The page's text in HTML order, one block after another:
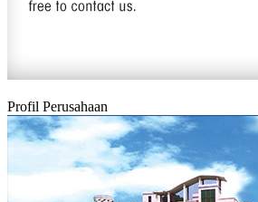
Profil Perusahaan